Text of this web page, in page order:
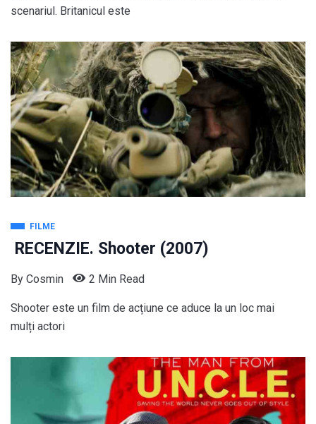
scenariul. Britanicul este
FILME
RECENZIE. Shooter (2007)
By Cosmin 2 Min Read
Shooter este un film de acțiune ce aduce la un loc mai
mulți actori